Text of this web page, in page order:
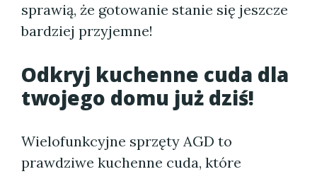
sprawią, że gotowanie stanie się jeszcze
bardziej przyjemne!
Odkryj kuchenne cuda dla
twojego domu już dziś!
Wielofunkcyjne sprzęty AGD to
prawdziwe kuchenne cuda, które